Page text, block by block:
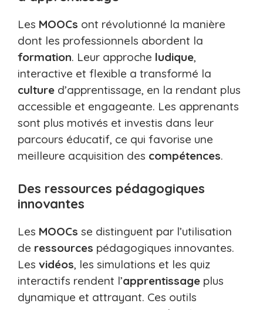
Les MOOCs ont révolutionné la manière
dont les professionnels abordent la
formation. Leur approche ludique,
interactive et flexible a transformé la
culture d’apprentissage, en la rendant plus
accessible et engageante. Les apprenants
sont plus motivés et investis dans leur
parcours éducatif, ce qui favorise une
meilleure acquisition des compétences.
Des ressources pédagogiques
innovantes
Les MOOCs se distinguent par l’utilisation
de ressources pédagogiques innovantes.
Les vidéos, les simulations et les quiz
interactifs rendent l’apprentissage plus
dynamique et attrayant. Ces outils